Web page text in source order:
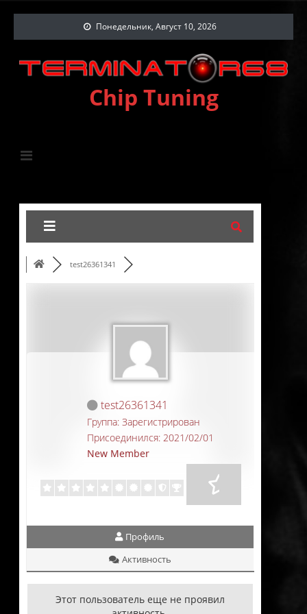
Понедельник, Август 10, 2026
Chip Tuning
test26361341
test26361341
Группа: Зарегистрирован
Присоединился: 2021/02/01
New Member
Профиль
Активность
Этот пользователь еще не проявил